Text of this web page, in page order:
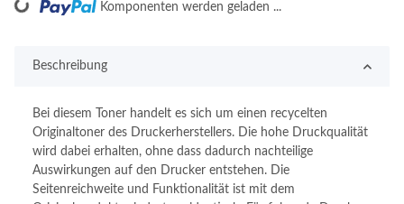
Loading... Komponenten werden geladen ...
Beschreibung
Bei diesem Toner handelt es sich um einen recycelten
Originaltoner des Druckerherstellers. Die hohe Druckqualität
wird dabei erhalten, ohne dass dadurch nachteilige
Auswirkungen auf den Drucker entstehen. Die
Seitenreichweite und Funktionalität ist mit dem